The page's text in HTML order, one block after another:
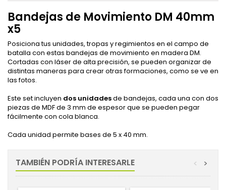
Bandejas de Movimiento DM 40mm
x5
Posiciona tus unidades, tropas y regimientos en el campo de
batalla con estas bandejas de movimiento en madera DM.
Cortadas con láser de alta precisión, se pueden organizar de
distintas maneras para crear otras formaciones, como se ve en
las fotos.
Este set incluyen dos unidadesde bandejas, cada una con dos
piezas de MDF de 3 mm de espesor que se pueden pegar
fácilmente con cola blanca.
Cada unidad permite bases de 5 x 40 mm.
TAMBIÉN PODRÍA INTERESARLE >
<